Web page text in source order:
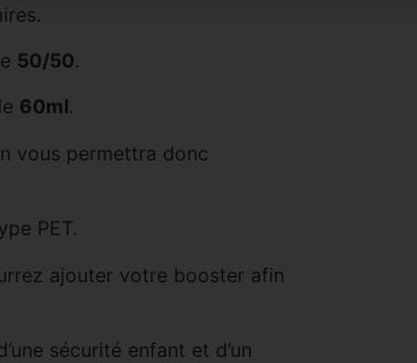
50/50.
60ml.
vous permettra donc
PET.
ajouter votre booster afin
sécurité enfant et d’un